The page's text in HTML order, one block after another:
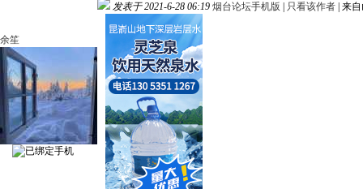
余笙
发表于 2021-6-28 06:19 烟台论坛手机版 只看该作者 来